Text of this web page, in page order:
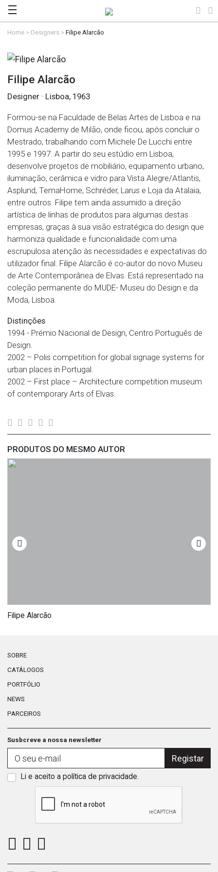
Home > Designers >Filipe Alarcão
Filipe Alarcão
Designer · Lisboa, 1963
Formou-se na Faculdade de Belas Artes de Lisboa e na
Domus Academy de Milão, onde ficou, após concluir o
Mestrado, trabalhando com Michele De Lucchi entre
1995 e 1997. A partir do seu estúdio em Lisboa,
desenvolve projetos de mobiliário, equipamento urbano,
iluminação, cerâmica e vidro para Vista Alegre/Atlantis,
Asplund, TemaHome, Schréder, Larus e Loja da Atalaia,
entre outros. Filipe tem ainda assumido a direção
artística de linhas de produtos para algumas destas
empresas, graças à sua visão estratégica do design que
harmoniza qualidade e funcionalidade com uma
escrupulosa atenção às necessidades e expectativas do
utilizador final. Filipe Alarcão é co-autor do novo Museu
de Arte Contemporânea de Elvas. Está representado na
coleção permanente do MUDE- Museu do Design e da
Moda, Lisboa.
Distinções
1994 - Prémio Nacional de Design, Centro Português de
Design.
2002 – Polis competition for global signage systems for
urban places in Portugal.
2002 – First place – Architecture competition museum
of contemporary Arts of Elvas.
PRODUTOS DO MESMO AUTOR
Filipe Alarcão
SOBRE
CATÁLOGOS
PORTFÓLIO
NEWS
PARCEIROS
Susbcreve a nossa newsletter
Registar
Li e aceito a política de privacidade.